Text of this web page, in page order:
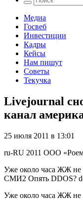
Медиа
Госвеб
Инвестиции
Кадры
Кейсы
Нам пишут
Советы
Текучка
Livejournal
канал
25 июля 2011 в 13:01
ru-RU 2011 ООО
Уже около часа ЖЖ
СМИ2 Опять DDOS?
Уже около часа ЖЖ не